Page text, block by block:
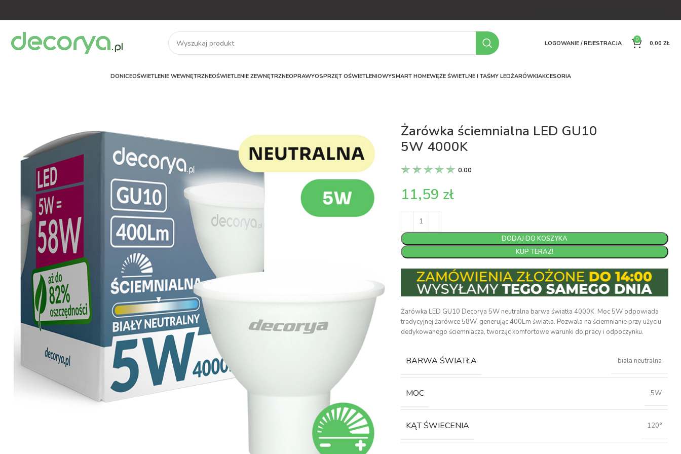
LOGOWANIE / REJESTRACJA
0
0,00 ZŁ
DONICEOŚWIETLENIE WEWNĘTRZNEOŚWIETLENIE ZEWNĘTRZNEOPRAWYOSPRZĘT OŚWIETLENIOWYSMART HOMEWĘŻE ŚWIETLNE I TAŚMY LEDŻARÓWKIAKCESORIA
Żarówka ściemnialna LED GU10
5W 4000K
0.00
zł
DODAJ DO KOSZYKA
KUP TERAZ!
Żarówka LED GU10 Decorya 5W neutralna barwa światła 4000K. Moc 5W odpowiada
tradycyjnej żarówce 58W, generując 400Lm światła. Pozwala na ściemnianie przy użyciu
dedykowanego ściemniacza, tworząc komfortowe warunki do pracy i odpoczynku.
BARWA ŚWIATŁA biała neutralna
MOC 5W
KĄT ŚWIECENIA 120°